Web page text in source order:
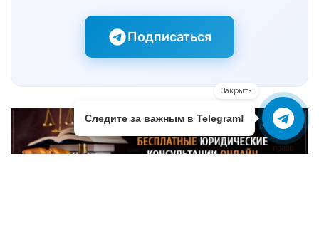
Подписаться
Закрыть
Следите за важным в Telegram!